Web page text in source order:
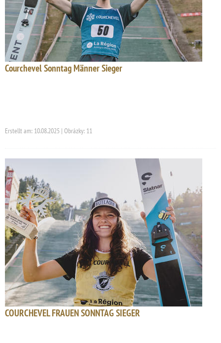
Courchevel Sonntag Männer Sieger
Erstellt am: 10.08.2025 | Obrázky: 11
COURCHEVEL FRAUEN SONNTAG SIEGER